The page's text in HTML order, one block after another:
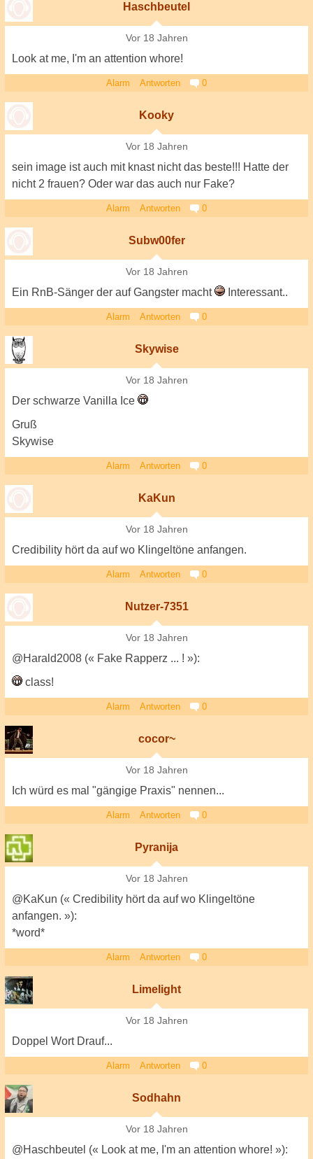
Haschbeutel
Vor 18 Jahren
Look at me, I'm an attention whore!
Alarm Antworten 0
Kooky
Vor 18 Jahren
sein image ist auch mit knast nicht das beste!!! Hatte der
nicht 2 frauen? Oder war das auch nur Fake?
Alarm Antworten 0
Subw00fer
Vor 18 Jahren
Ein RnB-Sänger der auf Gangster macht Interessant..
Alarm Antworten 0
Skywise
Vor 18 Jahren
Der schwarze Vanilla Ice
Gruß
Skywise
Alarm Antworten 0
KaKun
Vor 18 Jahren
Credibility hört da auf wo Klingeltöne anfangen.
Alarm Antworten 0
Nutzer-7351
Vor 18 Jahren
@Harald2008 (« Fake Rapperz ... ! »):
class!
Alarm Antworten 0
cocor~
Vor 18 Jahren
Ich würd es mal "gängige Praxis" nennen...
Alarm Antworten 0
Pyranija
Vor 18 Jahren
@KaKun (« Credibility hört da auf wo Klingeltöne
anfangen. »):
*word*
Alarm Antworten 0
Limelight
Vor 18 Jahren
Doppel Wort Drauf...
Alarm Antworten 0
Sodhahn
Vor 18 Jahren
@Haschbeutel (« Look at me, I'm an attention whore! »):